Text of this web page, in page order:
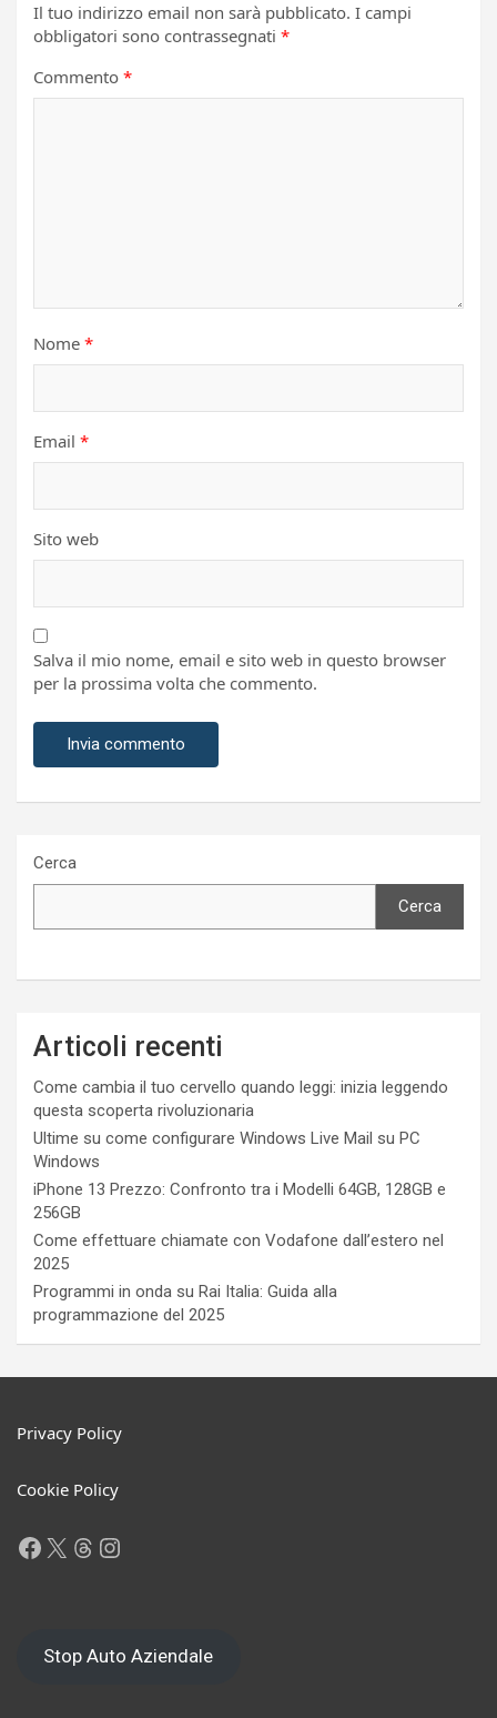
Il tuo indirizzo email non sarà pubblicato. I campi
obbligatori sono contrassegnati *
Commento *
Nome *
Email *
Sito web
Salva il mio nome, email e sito web in questo browser
per la prossima volta che commento.
Cerca
Cerca
Articoli recenti
Come cambia il tuo cervello quando leggi: inizia leggendo
questa scoperta rivoluzionaria
Ultime su come configurare Windows Live Mail su PC
Windows
iPhone 13 Prezzo: Confronto tra i Modelli 64GB, 128GB e
256GB
Come effettuare chiamate con Vodafone dall’estero nel
2025
Programmi in onda su Rai Italia: Guida alla
programmazione del 2025
Privacy Policy
Cookie Policy
Facebook
X Threads
Instagram
Stop Auto Aziendale